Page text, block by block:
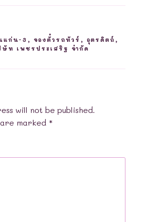
แก่น-3 , จองตั๋วรถทัวร์ , อุตรดิตถ์ ,
ษัท เพชรประเสริฐ จำกัด
will not be published.
marked *